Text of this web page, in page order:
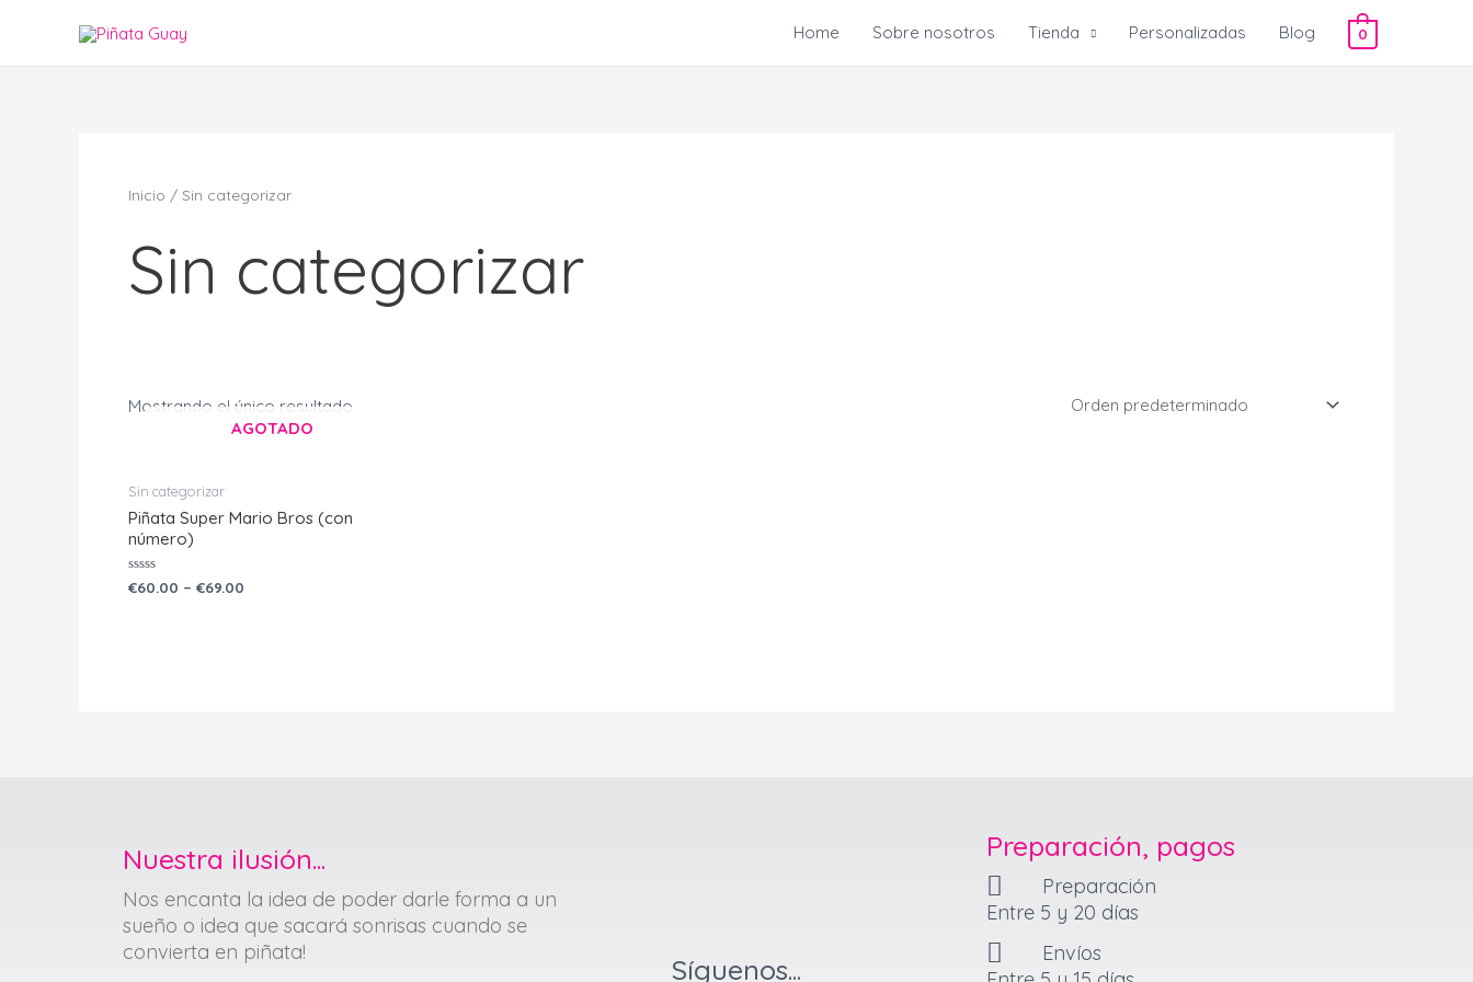
contenido
Home Sobre nosotros Tienda Personalizadas Blog 0
Inicio / Sin categorizar
Sin categorizar
Mostrando el único resultado
AGOTADO
Sin categorizar
Piñata Super Mario Bros (con
número)
Valorado
con
€60.00 – €69.00
Nuestra ilusión...
Nos encanta la idea de poder darle forma a un
sueño o idea que sacará sonrisas cuando se
convierta en piñata!
Síguenos...
Preparación, pagos
Preparación
Entre 5 y 20 días
Envíos